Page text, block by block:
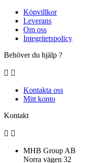
Köpvillkor
Leverans
Om oss
Integritetspolicy
Behöver du hjälp ?
 
Kontakta oss
Mitt konto
Kontakt
 
MHB Group AB
Norra vägen 32